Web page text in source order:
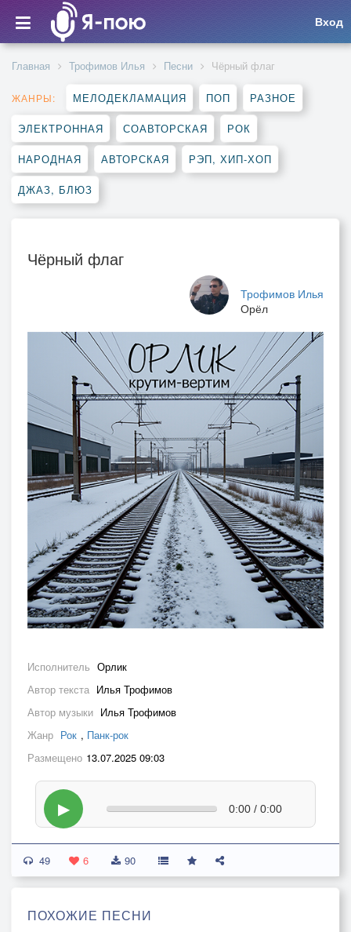
Вход
Главная Трофимов Илья Песни Чёрный флаг
ЖАНРЫ: МЕЛОДЕКЛАМАЦИЯ ПОП РАЗНОЕ
ЭЛЕКТРОННАЯ СОАВТОРСКАЯ РОК
НАРОДНАЯ АВТОРСКАЯ РЭП, ХИП-ХОП
ДЖАЗ, БЛЮЗ
Чёрный флаг
Трофимов Илья
Орёл
Исполнитель Орлик
Автор текста Илья Трофимов
Автор музыки Илья Трофимов
Жанр Рок , Панк-рок
Размещено 13.07.2025 09:03
▶ 0:00 / 0:00
49 6 90
ПОХОЖИЕ ПЕСНИ